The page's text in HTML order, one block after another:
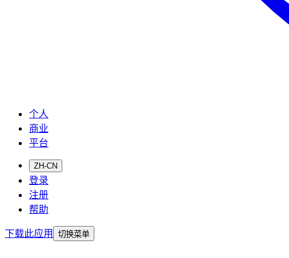
个人
商业
平台
ZH-CN
登录
注册
帮助
下载此应用 切换菜单